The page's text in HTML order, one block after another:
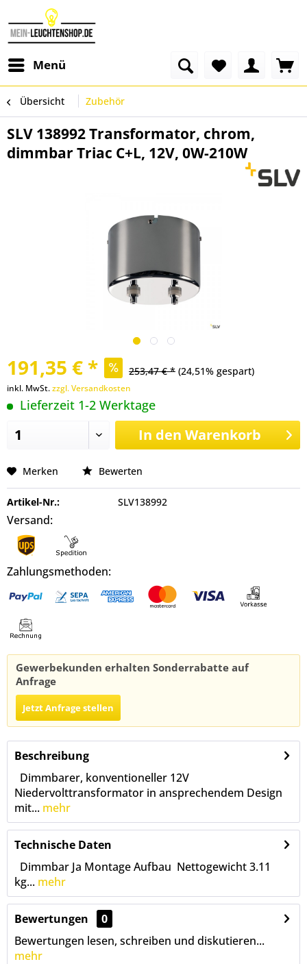
Menü
Übersicht Zubehör
SLV 138992 Transformator, chrom,
dimmbar Triac C+L, 12V, 0W-210W
191,35 € * 253,47 € * (24,51% gespart)
inkl. MwSt.zzgl. Versandkosten
Lieferzeit 1-2 Werktage
In den Warenkorb
Merken Bewerten
Artikel-Nr.: SLV138992
Versand:
Zahlungsmethoden:
Gewerbekunden erhalten Sonderrabatte auf
Anfrage
Jetzt Anfrage stellen
Beschreibung
Dimmbarer, konventioneller 12V
Niedervolttransformator in ansprechendem Design
mit... mehr
Technische Daten
Dimmbar Ja Montage Aufbau Nettogewicht 3.11
kg... mehr
Bewertungen
0
Bewertungen lesen, schreiben und diskutieren...
mehr